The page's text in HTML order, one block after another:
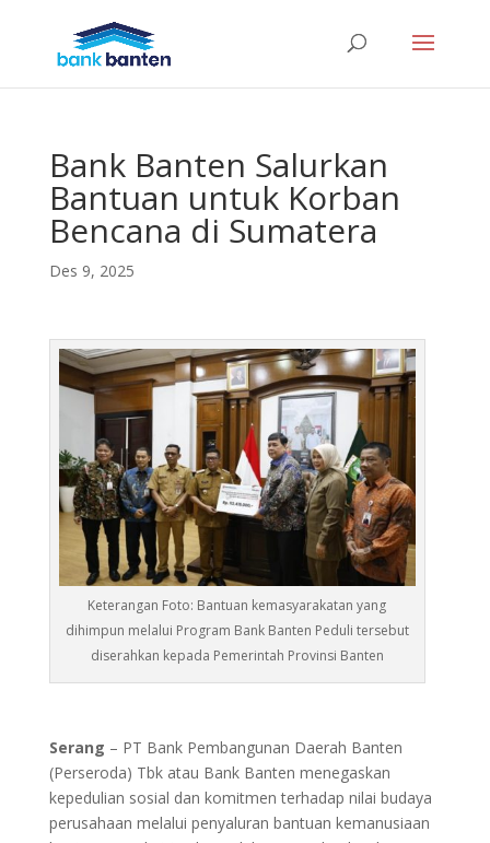
Bank Banten Salurkan
Bantuan untuk Korban
Bencana di Sumatera
Des 9, 2025
Keterangan Foto: Bantuan kemasyarakatan yang
dihimpun melalui Program Bank Banten Peduli tersebut
diserahkan kepada Pemerintah Provinsi Banten
Serang – PT Bank Pembangunan Daerah Banten
(Perseroda) Tbk atau Bank Banten menegaskan
kepedulian sosial dan komitmen terhadap nilai budaya
perusahaan melalui penyaluran bantuan kemanusiaan